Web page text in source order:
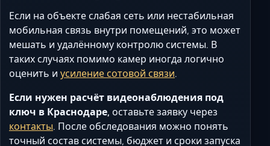
Если на объекте слабая сеть или нестабильная
мобильная связь внутри помещений, это может
мешать и удалённому контролю системы. В
таких случаях помимо камер иногда логично
оценить и усиление сотовой связи.
Если нужен расчёт видеонаблюдения под
ключ в Краснодаре, оставьте заявку через
контакты. После обследования можно понять
точный состав системы, бюджет и сроки запуска